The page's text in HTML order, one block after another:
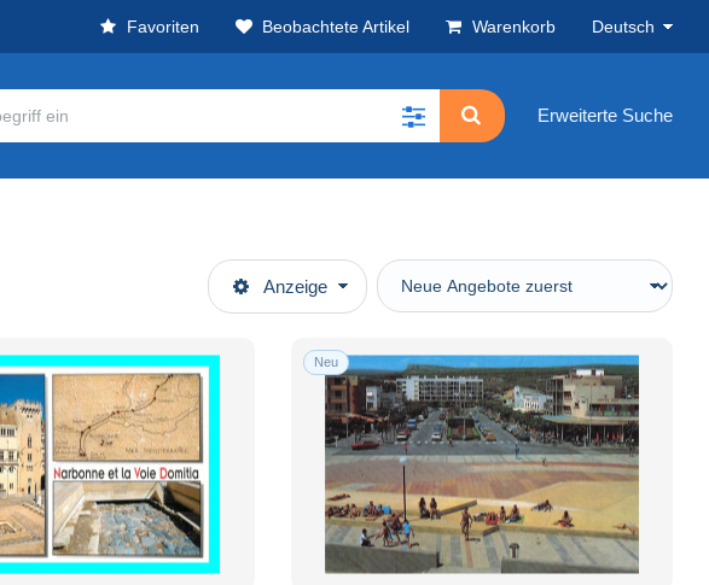
Favoriten Beobachtete Artikel Warenkorb Deutsch
Erweiterte Suche
Anzeige
Neu